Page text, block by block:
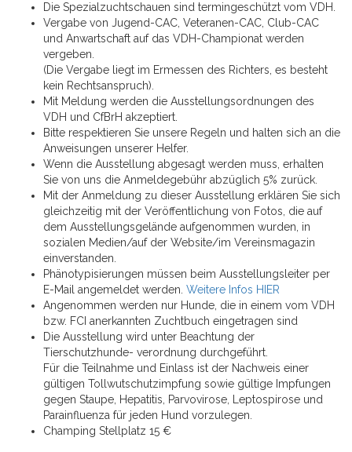
Die Spezialzuchtschauen sind termingeschützt vom VDH.
Vergabe von Jugend-CAC, Veteranen-CAC, Club-CAC
und Anwartschaft auf das VDH-Championat werden
vergeben.
(Die Vergabe liegt im Ermessen des Richters, es besteht
kein Rechtsanspruch).
Mit Meldung werden die Ausstellungsordnungen des
VDH und CfBrH akzeptiert.
Bitte respektieren Sie unsere Regeln und halten sich an die
Anweisungen unserer Helfer.
Wenn die Ausstellung abgesagt werden muss, erhalten
Sie von uns die Anmeldegebühr abzüglich 5% zurück.
Mit der Anmeldung zu dieser Ausstellung erklären Sie sich
gleichzeitig mit der Veröffentlichung von Fotos, die auf
dem Ausstellungsgelände aufgenommen wurden, in
sozialen Medien/auf der Website/im Vereinsmagazin
einverstanden.
Phänotypisierungen müssen beim Ausstellungsleiter per
E-Mail angemeldet werden. Weitere Infos HIER
Angenommen werden nur Hunde, die in einem vom VDH
bzw. FCI anerkannten Zuchtbuch eingetragen sind
Die Ausstellung wird unter Beachtung der
Tierschutzhunde- verordnung durchgeführt.
Für die Teilnahme und Einlass ist der Nachweis einer
gültigen Tollwutschutzimpfung sowie gültige Impfungen
gegen Staupe, Hepatitis, Parvovirose, Leptospirose und
Parainfluenza für jeden Hund vorzulegen.
Champing Stellplatz 15 €